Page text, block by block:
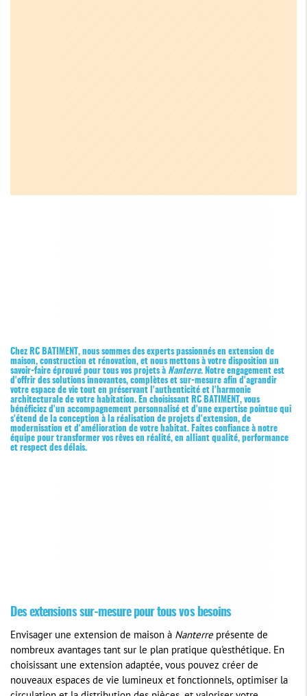
Chez RC BATIMENT, nous sommes des experts passionnés en extension de
maison, construction et rénovation, et nous mettons à votre disposition un
savoir-faire éprouvé pour tous vos projets à Nanterre. Notre engagement est
d'offrir des solutions innovantes, complètes et sur-mesure afin d'agrandir
votre espace de vie tout en préservant l'authenticité et l'harmonie
architecturale de votre habitation. En choisissant RC BATIMENT, vous
bénéficiez d'un accompagnement personnalisé et d'une expertise pointue qui
s'étend de la conception à la réalisation de projets d'extension, de
modernisation et d'amélioration de votre habitat. Faites confiance à notre
équipe pour transformer vos rêves en réalité, en alliant qualité, performance
et respect des délais.
Des extensions sur-mesure pour tous vos besoins
Envisager une extension de maison à Nanterreprésente de
nombreux avantages tant sur le plan pratique qu'esthétique. En
choisissant une extension adaptée, vous pouvez créer de
nouveaux espaces de vie lumineux et fonctionnels, optimiser la